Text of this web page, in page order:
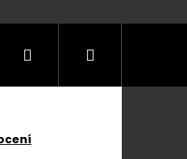
Velikostní tabulky
PřihlášeníNákupní